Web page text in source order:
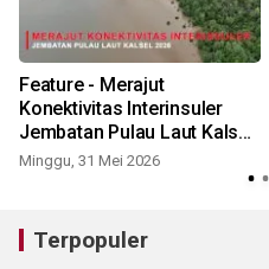
Feature - Merajut
Konektivitas Interinsuler
Jembatan Pulau Laut Kalsel
2026 Bagian 2
Minggu, 31 Mei 2026
Terpopuler